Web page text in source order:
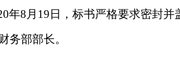
年8月19日，标书严格要求密封
务部部长。